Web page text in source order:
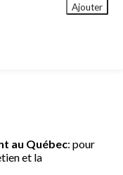
Ajouter
au Québec: pour
et la